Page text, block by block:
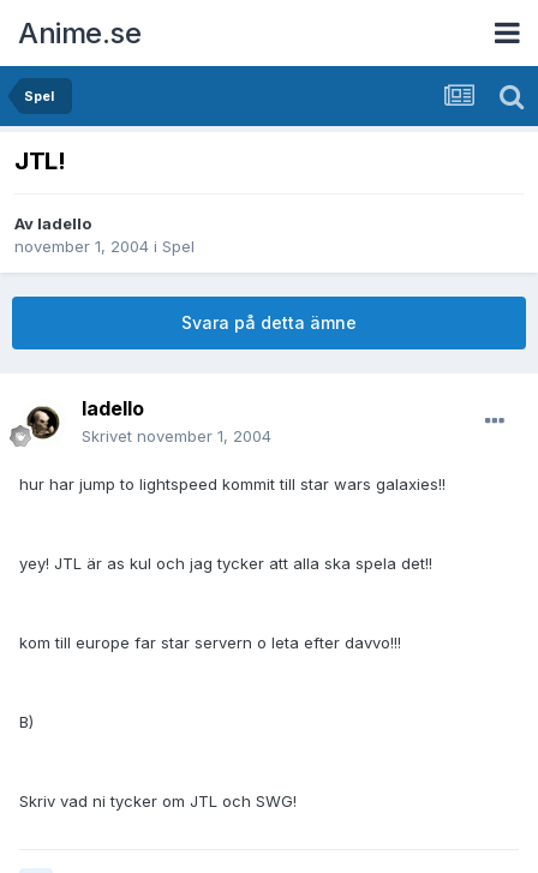
Anime.se
Spel
JTL!
Av ladello
november 1, 2004 i Spel
Svara på detta ämne
ladello
Skrivet november 1, 2004
hur har jump to lightspeed kommit till star wars galaxies!!
yey! JTL är as kul och jag tycker att alla ska spela det!!
kom till europe far star servern o leta efter davvo!!!
B)
Skriv vad ni tycker om JTL och SWG!